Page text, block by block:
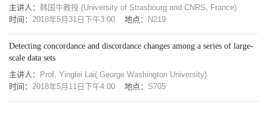
主讲人： 韩国牛教授 (University of Strasbourg and CNRS, France)
时间： 2018年5月31日下午3:00 地点： N219
Detecting concordance and discordance changes among a series of large-
scale data sets
主讲人：
Prof. Yinglei Lai( George Washington University)
时间： 2018年5月11日下午4:00 地点： S705